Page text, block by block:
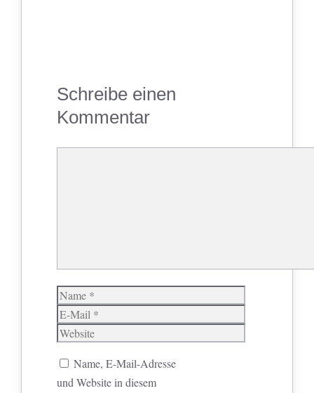
Schreibe einen
Kommentar
Name
E-
Mail
Website
Name, E-Mail-Adresse
und Website in diesem